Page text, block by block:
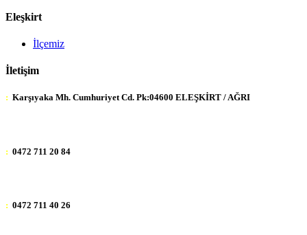
Eleşkirt
İlçemiz
İletişim
: Karşıyaka Mh. Cumhuriyet Cd. Pk:04600 ELEŞKİRT / AĞRI
: 0472 711 20 84
: 0472 711 40 26